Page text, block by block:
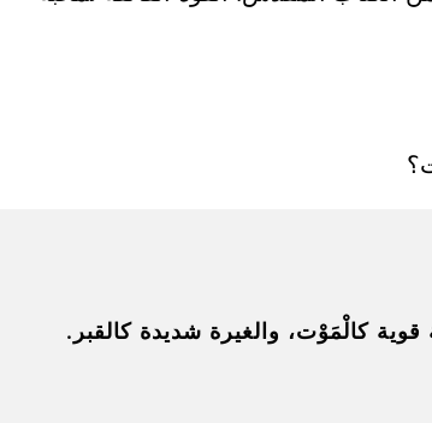
كالْمَوْت، والغيرة شديدة كالقبر.